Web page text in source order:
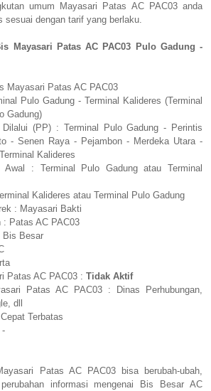
umum Mayasari Patas AC PAC03 anda
sesuai dengan tarif yang berlaku.
Mayasari Patas AC PAC03 Pulo Gadung -
Mayasari Patas AC PAC03
Pulo Gadung - Terminal Kalideres (Terminal
Gadung)
(PP) : Terminal Pulo Gadung - Perintis
- Senen Raya - Pejambon - Merdeka Utara -
Kalideres
Awal : Terminal Pulo Gadung atau Terminal
Kalideres atau Terminal Pulo Gadung
: Mayasari Bakti
: Patas AC PAC03
Bis Besar
Patas AC PAC03 : Tidak Aktif
Patas AC PAC03 : Dinas Perhubungan,
dll
Terbatas
-
Patas AC PAC03 bisa berubah-ubah,
informasi mengenai Bis Besar AC